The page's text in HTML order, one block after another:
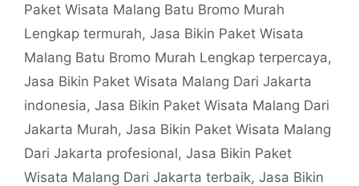
Paket Wisata Malang Batu Bromo Murah
Lengkap termurah, Jasa Bikin Paket Wisata
Malang Batu Bromo Murah Lengkap terpercaya,
Jasa Bikin Paket Wisata Malang Dari Jakarta
indonesia, Jasa Bikin Paket Wisata Malang Dari
Jakarta Murah, Jasa Bikin Paket Wisata Malang
Dari Jakarta profesional, Jasa Bikin Paket
Wisata Malang Dari Jakarta terbaik, Jasa Bikin